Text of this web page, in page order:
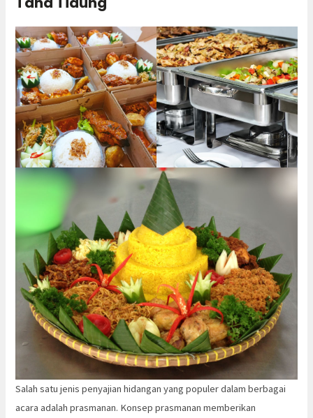
Salah satu jenis penyajian hidangan yang populer dalam berbagai
acara adalah prasmanan. Konsep prasmanan memberikan